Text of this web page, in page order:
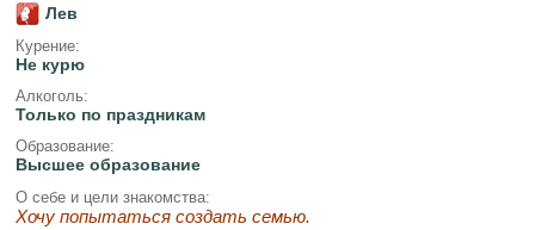
Лев
Курение:
Не курю
Алкоголь:
Только по праздникам
Образование:
Высшее образование
О себе и цели знакомства:
Хочу попытаться создать семью.